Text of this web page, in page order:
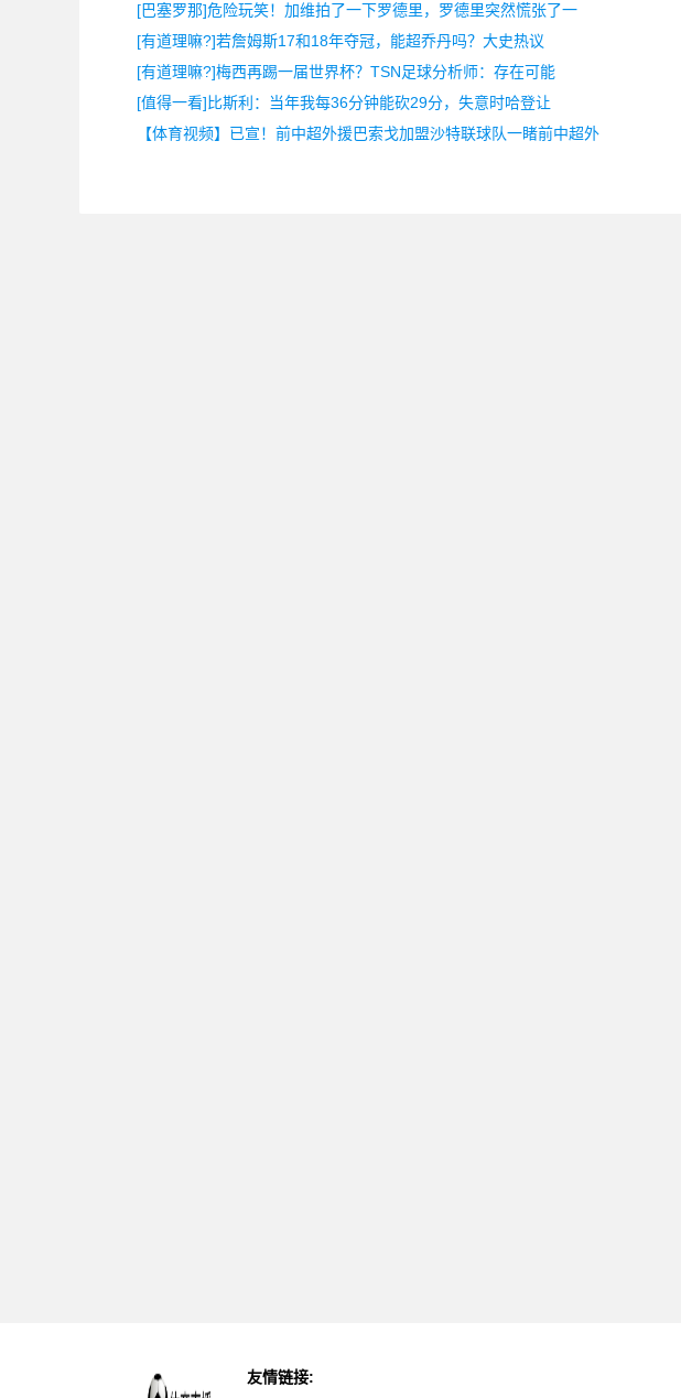
[巴塞罗那]危险玩笑！加维拍了一下罗德里，罗德里突然慌张了一
[有道理嘛?]若詹姆斯17和18年夺冠，能超乔丹吗？大史热议
[有道理嘛?]梅西再踢一届世界杯？TSN足球分析师：存在可能
[值得一看]比斯利：当年我每36分钟能砍29分，失意时哈登让
【体育视频】已宣！前中超外援巴索戈加盟沙特联球队一睹前中超外
友情链接: